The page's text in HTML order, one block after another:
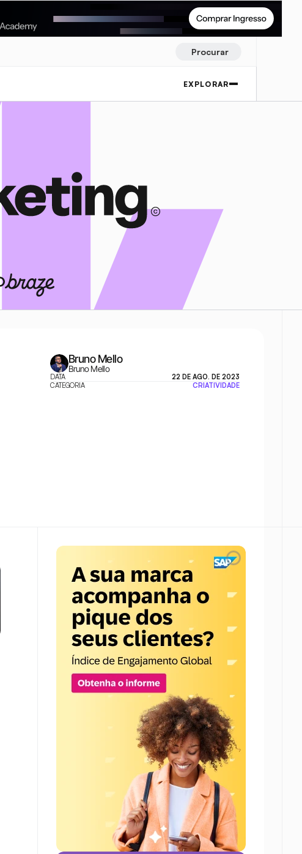
Procurar
EXPLORAR
Bruno Mello
Bruno Mello
DATA
22 DE AGO. DE 2023
CATEGORIA
CRIATIVIDADE